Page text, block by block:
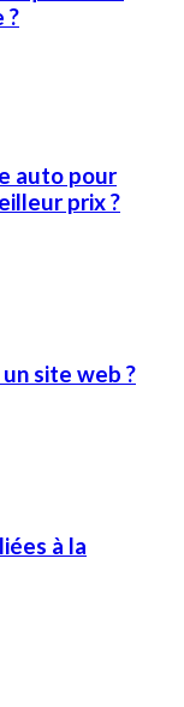
?
auto pour
prix ?
site web ?
à la